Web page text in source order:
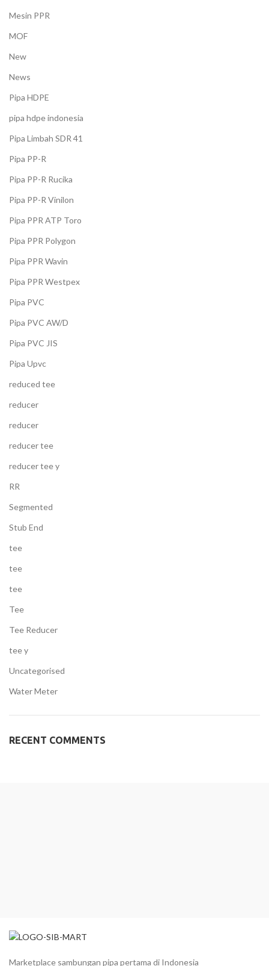
Mesin PPR
MOF
New
News
Pipa HDPE
pipa hdpe indonesia
Pipa Limbah SDR 41
Pipa PP-R
Pipa PP-R Rucika
Pipa PP-R Vinilon
Pipa PPR ATP Toro
Pipa PPR Polygon
Pipa PPR Wavin
Pipa PPR Westpex
Pipa PVC
Pipa PVC AW/D
Pipa PVC JIS
Pipa Upvc
reduced tee
reducer
reducer
reducer tee
reducer tee y
RR
Segmented
Stub End
tee
tee
tee
Tee
Tee Reducer
tee y
Uncategorised
Water Meter
RECENT COMMENTS
Marketplace sambungan pipa pertama di Indonesia